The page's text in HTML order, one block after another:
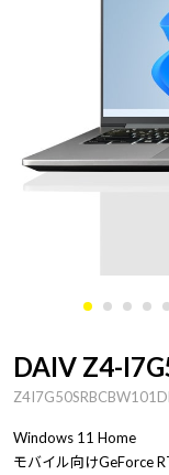
DAIV Z4-
Windows 11 Home
モバイル向けGeForce